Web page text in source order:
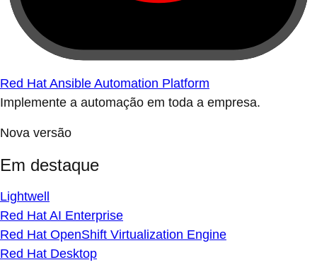
Red Hat Ansible Automation Platform
Implemente a automação em toda a empresa.
Nova versão
Em destaque
Lightwell
Red Hat AI Enterprise
Red Hat OpenShift Virtualization Engine
Red Hat Desktop